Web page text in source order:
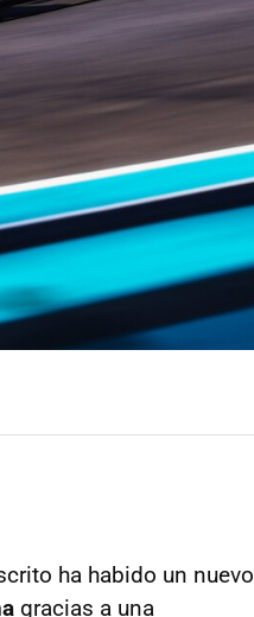
ha habido un nuevo
gracias a una